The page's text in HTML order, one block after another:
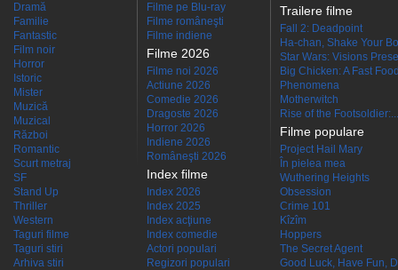
Dramă
Familie
Fantastic
Film noir
Horror
Istoric
Mister
Muzică
Muzical
Război
Romantic
Scurt metraj
SF
Stand Up
Thriller
Western
Taguri filme
Taguri stiri
Arhiva stiri
Filme pe Blu-ray
Filme româneşti
Filme indiene
Filme 2026
Filme noi 2026
Actiune 2026
Comedie 2026
Dragoste 2026
Horror 2026
Indiene 2026
Româneşti 2026
Index filme
Index 2026
Index 2025
Index acţiune
Index comedie
Actori populari
Regizori populari
Trailere filme
Fall 2: Deadpoint
Ha-chan, Shake Your
Star Wars: Visions
Big Chicken: A Fast
Phenomena
Motherwitch
Rise of the Footsoldier:...
Filme populare
Project Hail Mary
În pielea mea
Wuthering Heights
Obsession
Crime 101
Kîzîm
Hoppers
The Secret Agent
Good Luck, Have Fun,